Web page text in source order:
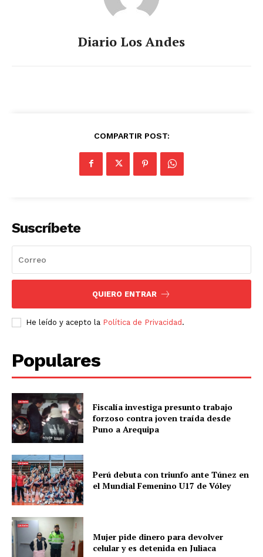
Diario Los Andes
COMPARTIR POST:
Suscríbete
QUIERO ENTRAR
He leído y acepto la Política de Privacidad .
Populares
Fiscalía investiga presunto trabajo
forzoso contra joven traída desde
Puno a Arequipa
Perú debuta con triunfo ante Túnez en
el Mundial Femenino U17 de Vóley
Mujer pide dinero para devolver
celular y es detenida en Juliaca